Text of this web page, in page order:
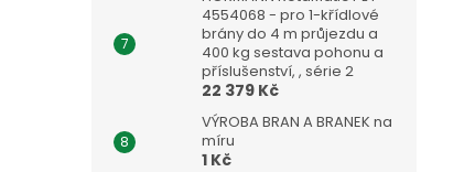
4554068 - pro 1-křídlové
brány do 4 m průjezdu a
400 kg sestava pohonu a
příslušenství, , série 2
22 379 Kč
VÝROBA BRAN A BRANEK na
míru
1 Kč